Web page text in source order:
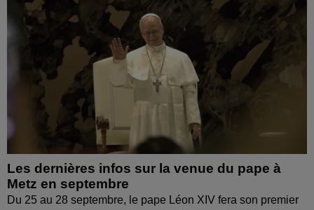
Les dernières infos sur la venue du pape à
Metz en septembre
Du 25 au 28 septembre, le pape Léon XIV fera son premier